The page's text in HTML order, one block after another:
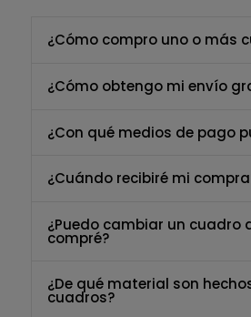
¿Cómo compro uno o más
¿Cómo obtengo mi envío
¿Con qué medios de pago
¿Cuándo recibiré mi
¿Puedo cambiar un cuadro
compré?
¿De qué material son
cuadros?